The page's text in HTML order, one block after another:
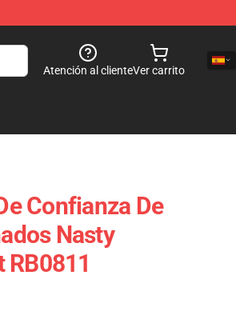
Atención al clienteVer carrito
Confianza De
Nasty